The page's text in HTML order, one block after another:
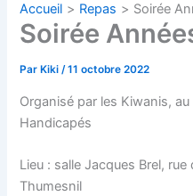
Accueil Repas Soirée
Soirée
Par Kiki/11 octobre 2022
Organisé par les Kiwanis, au
Handicapés
Lieu : salle Jacques Brel,
Thumesnil